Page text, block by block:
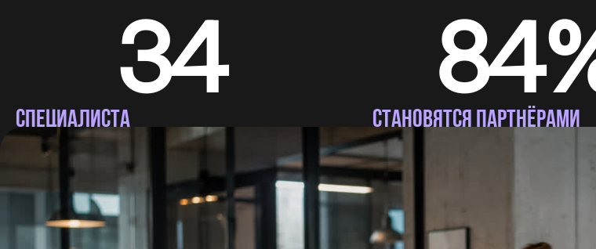
34
СПЕЦИАЛИСТА
В команду входят штатные сотрудники и
постоянные специалисты
СТАНОВЯТСЯ ПАРТНЁРАМИ
Приходят повторно или по
своим партнёрам